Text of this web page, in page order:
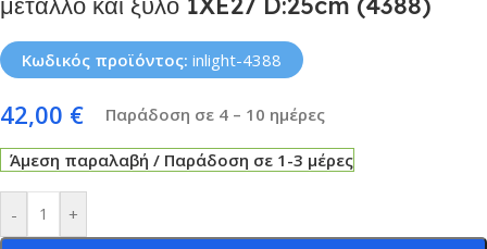
Κωδικός προϊόντος: inlight-4388
42,00 € Παράδοση σε 4 – 10 ημέρες
Άμεση παραλαβή / Παράδοση σε 1-3 μέρες
- +